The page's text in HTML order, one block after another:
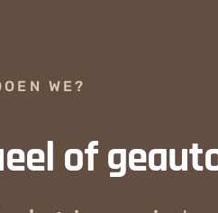
WE?
of